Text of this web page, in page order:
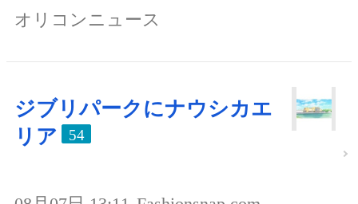
オリコンニュース
ジブリパークにナウシカエ
リア
54